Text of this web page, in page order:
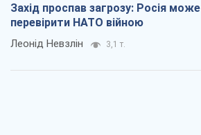
Захід проспав загрозу: Росія може
перевірити НАТО війною
Леонід Невзлін 3,1 т.